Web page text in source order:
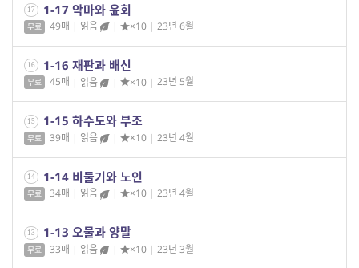
17 1-17 악마와 윤회
무료 49매 | 읽음 | ×10 | 23년 6월
16 1-16 재판과 배신
무료 45매 | 읽음 | ×10 | 23년 5월
15 1-15 하수도와 부조
무료 39매 | 읽음 | ×10 | 23년 4월
14 1-14 비둘기와 노인
무료 34매 | 읽음 | ×10 | 23년 4월
13 1-13 오물과 양말
무료 33매 | 읽음 | ×10 | 23년 3월